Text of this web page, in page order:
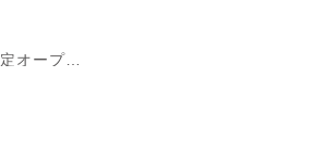
オープン！